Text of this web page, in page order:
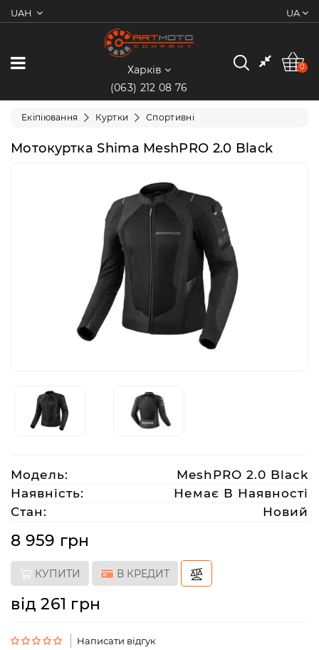
UAH UA
0
Категорії
Мотоцикли
Електротранспорт
Запчастини
Аксесуари
(063)
212
08
76
artmoto.info@gmail.com
Режим
Пн-
Харків
(063) 212 08 76
0
Екіпіювання Куртки Спортивні
Мотокуртка Shima MeshPRO 2.0 Black
Модель:
MeshPRO 2.0 Black
Наявність:
Немає В Наявності
Стан:
Новий
8 959 грн
КУПИТИ В КРЕДИТ
від 261 грн
Написати відгук